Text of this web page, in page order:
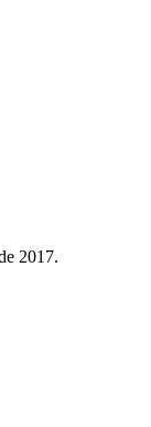
2017.